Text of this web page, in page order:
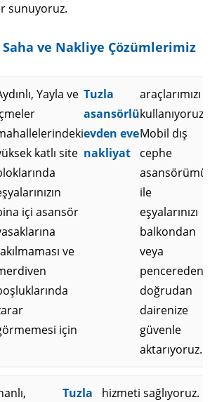
sunuyoruz.
Saha ve Nakliye Çözümlerimiz
Yayla ve
katlı site
içi asansör
ve
için
Tuzla
asansörlü
evden eve
nakliyat
araçlarımızı
kullanıyoruz.
Mobil dış
cephe
asansörümüz
ile
eşyalarınızı
balkondan
veya
pencereden
doğrudan
dairenize
güvenle
aktarıyoruz.
Tuzla
hizmeti sağlıyoruz.